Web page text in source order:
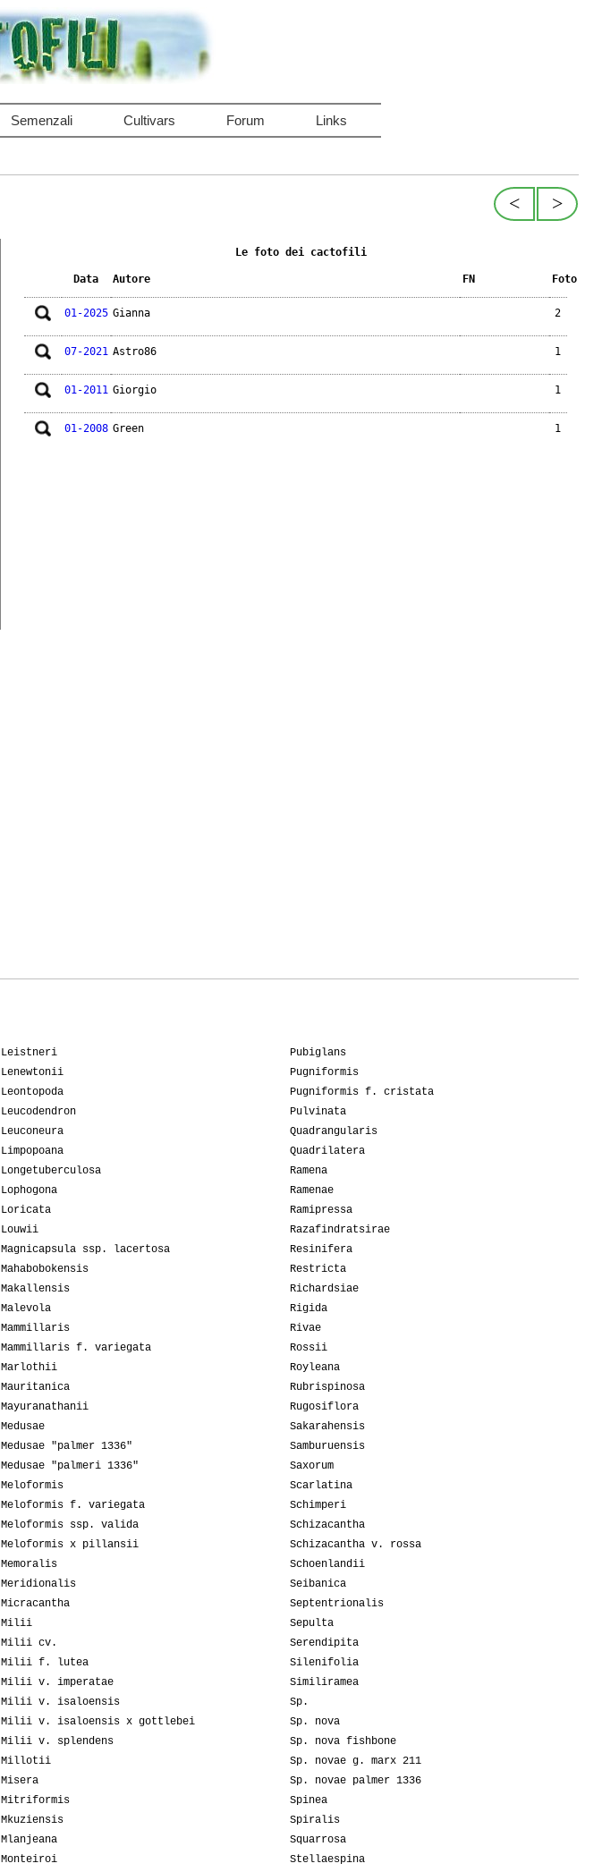
Semenzali Cultivars Forum Links
>
<
Le foto dei cactofili
Data Autore FN Foto
01-2025 Gianna 2
07-2021 Astro86 1
01-2011 Giorgio 1
01-2008 Green 1
Leistneri
Lenewtonii
Leontopoda
Leucodendron
Leuconeura
Limpopoana
Longetuberculosa
Lophogona
Loricata
Louwii
Magnicapsula ssp. lacertosa
Mahabobokensis
Makallensis
Malevola
Mammillaris
Mammillaris f. variegata
Marlothii
Mauritanica
Mayuranathanii
Medusae
Medusae "palmer 1336"
Medusae "palmeri 1336"
Meloformis
Meloformis f. variegata
Meloformis ssp. valida
Meloformis x pillansii
Memoralis
Meridionalis
Micracantha
Milii
Milii cv.
Milii f. lutea
Milii v. imperatae
Milii v. isaloensis
Milii v. isaloensis x gottlebei
Milii v. splendens
Millotii
Misera
Mitriformis
Mkuziensis
Mlanjeana
Monteiroi
Pubiglans
Pugniformis
Pugniformis f. cristata
Pulvinata
Quadrangularis
Quadrilatera
Ramena
Ramenae
Ramipressa
Razafindratsirae
Resinifera
Restricta
Richardsiae
Rigida
Rivae
Rossii
Royleana
Rubrispinosa
Rugosiflora
Sakarahensis
Samburuensis
Saxorum
Scarlatina
Schimperi
Schizacantha
Schizacantha v. rossa
Schoenlandii
Seibanica
Septentrionalis
Sepulta
Serendipita
Silenifolia
Similiramea
Sp.
Sp. nova
Sp. nova fishbone
Sp. novae g. marx 211
Sp. novae palmer 1336
Spinea
Spiralis
Squarrosa
Stellaespina